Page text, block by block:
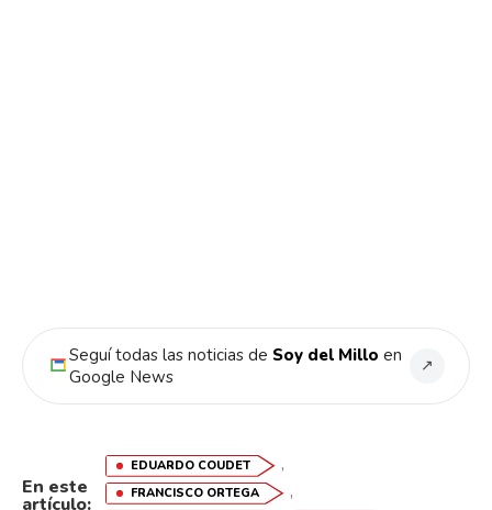
Seguí todas las noticias de Soy del Millo en
Google News
↗
En este
artículo:
EDUARDO COUDET ,
FRANCISCO ORTEGA ,